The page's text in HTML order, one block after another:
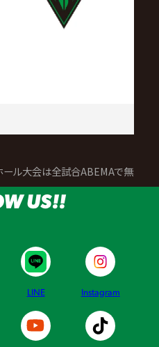
ル大会は全試合ABEMAで無料生
US!!
LINE Instagram